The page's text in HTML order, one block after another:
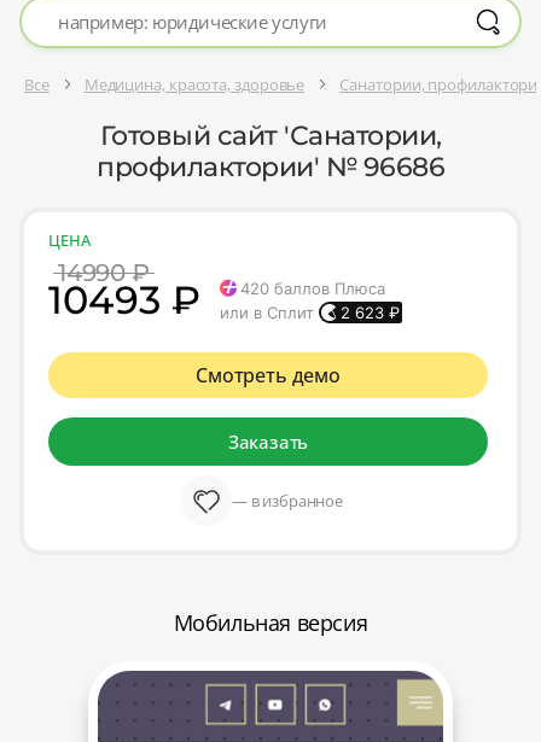
Все Медицина, красота, здоровье Санатории,
Готовый сайт 'Санатории,
профилактории' № 96686
ЦЕНА
14990 ₽
10493 ₽ 420 баллов Плюса
или в Сплит
2 623 ₽
Смотреть демо
Заказать
— в избранное
Мобильная версия